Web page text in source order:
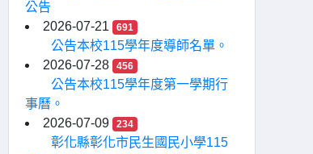
公告
2026-07-21
691
公告本校115學年度導師名單。
2026-07-28
456
公告本校115學年度第一學期行
事曆。
2026-07-09
234
彰化縣彰化市民生國民小學115